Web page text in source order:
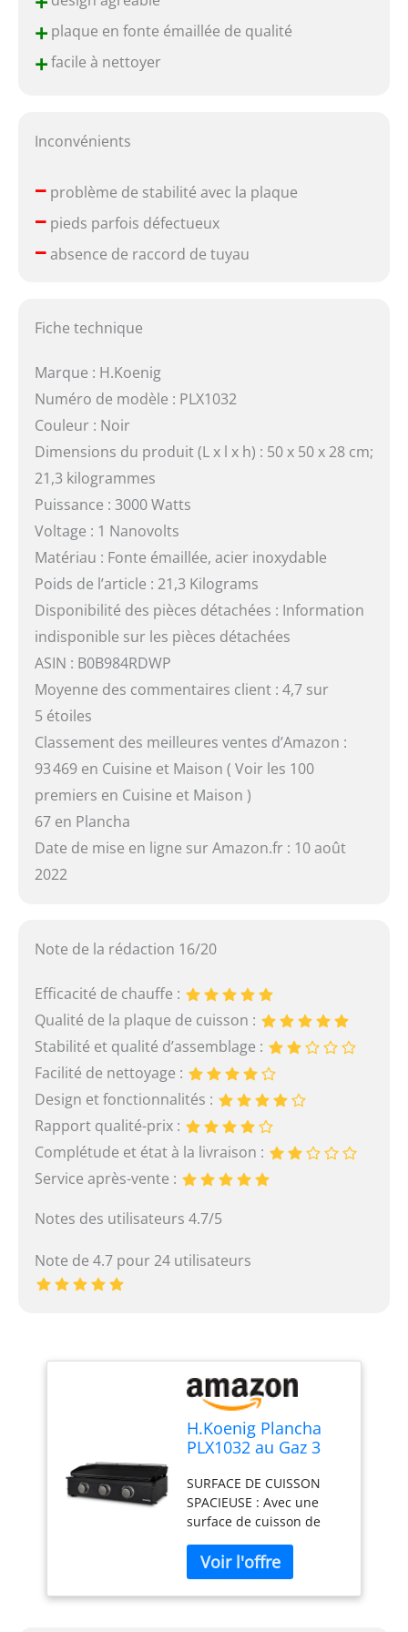
+plaque en fonte émaillée de qualité
+facile à nettoyer
Inconvénients
–problème de stabilité avec la plaque
–pieds parfois défectueux
–absence de raccord de tuyau
Fiche technique
Marque : H.Koenig
Numéro de modèle : PLX1032
Couleur : Noir
Dimensions du produit (L x l x h) : 50 x 50 x 28 cm;
21,3 kilogrammes
Puissance : 3000 Watts
Voltage : 1 Nanovolts
Matériau : Fonte émaillée, acier inoxydable
Poids de l’article : 21,3 Kilograms
Disponibilité des pièces détachées : Information
indisponible sur les pièces détachées
ASIN : B0B984RDWP
Moyenne des commentaires client : 4,7 sur
5 étoiles
Classement des meilleures ventes d’Amazon :
93 469 en Cuisine et Maison ( Voir les 100
premiers en Cuisine et Maison )
67 en Plancha
Date de mise en ligne sur Amazon.fr : 10 août
2022
Note de la rédaction 16/20
Efficacité de chauffe :
Qualité de la plaque de cuisson :
Stabilité et qualité d’assemblage :
Facilité de nettoyage :
Design et fonctionnalités :
Rapport qualité-prix :
Complétude et état à la livraison :
Service après-vente :
Notes des utilisateurs 4.7/5
Note de 4.7 pour 24 utilisateurs
H.Koenig Plancha
PLX1032 au Gaz 3
Inoxydable, Plaque
Cuisson Fonte
Émaillée,
Alimentation Gaz
Propane ou Butane,
Répartition
Homogène de la
SURFACE DE CUISSON
SPACIEUSE : Avec une
surface de cuisson de
plancha offre amplement
d'espace pour cuisiner
une variété d'aliments,